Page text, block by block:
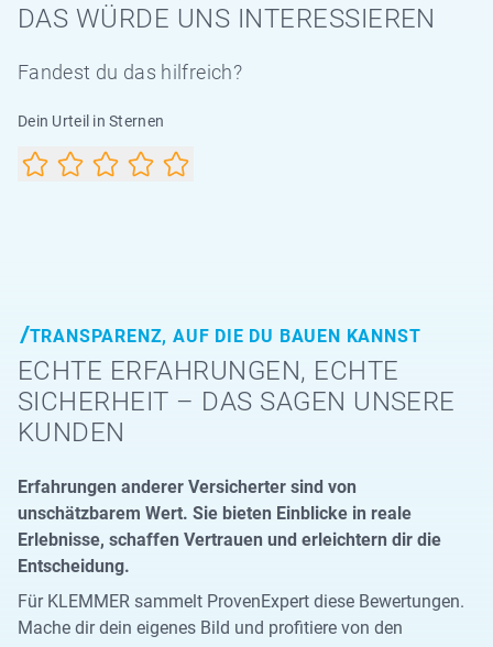
DAS WÜRDE UNS INTERESSIEREN
Fandest du das hilfreich?
Dein Urteil in Sternen
TRANSPARENZ, AUF DIE DU BAUEN KANNST
ECHTE ERFAHRUNGEN, ECHTE
SICHERHEIT – DAS SAGEN UNSERE
KUNDEN
Erfahrungen anderer Versicherter sind von
unschätzbarem Wert. Sie bieten Einblicke in reale
Erlebnisse, schaffen Vertrauen und erleichtern dir die
Entscheidung.
Für KLEMMER sammelt ProvenExpert diese Bewertungen.
Mache dir dein eigenes Bild und profitiere von den